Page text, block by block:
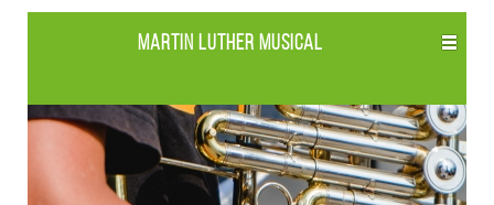
Martin Luther Musical